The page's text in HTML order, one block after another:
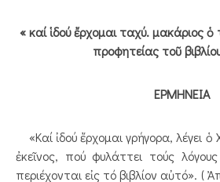
« καί ἱδού ἔρχομαι ταχύ. μακάριος
προφητείας τοῦ
ΕΡΜΗΝΕΙΑ
«Καί ἰδού ἔρχομαι γρήγορα, λέγει ὁ
ἐκεῖνος, πού φυλάττει τούς
περιέχονται εἰς τό βιβλίον αὐτό».